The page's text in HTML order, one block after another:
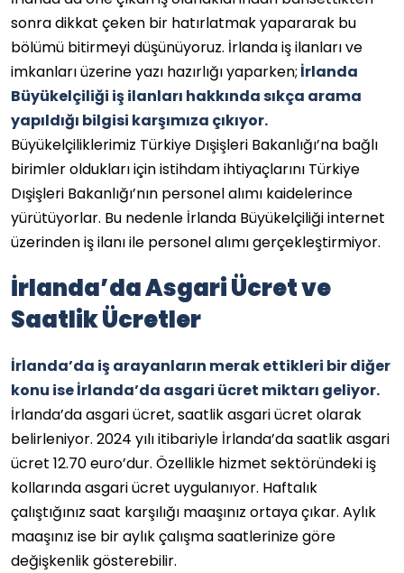
sonra dikkat çeken bir hatırlatmak yapararak bu
bölümü bitirmeyi düşünüyoruz. İrlanda iş ilanları ve
imkanları üzerine yazı hazırlığı yaparken; İrlanda
Büyükelçiliği iş ilanları hakkında sıkça arama
yapıldığı bilgisi karşımıza çıkıyor.
Büyükelçiliklerimiz Türkiye Dışişleri Bakanlığı’na bağlı
birimler oldukları için istihdam ihtiyaçlarını Türkiye
Dışişleri Bakanlığı’nın personel alımı kaidelerince
yürütüyorlar. Bu nedenle İrlanda Büyükelçiliği internet
üzerinden iş ilanı ile personel alımı gerçekleştirmiyor.
İrlanda’da Asgari Ücret ve
Saatlik Ücretler
İrlanda’da iş arayanların merak ettikleri bir diğer
konu ise İrlanda’da asgari ücret miktarı geliyor.
İrlanda’da asgari ücret, saatlik asgari ücret olarak
belirleniyor. 2024 yılı itibariyle İrlanda’da saatlik asgari
ücret 12.70 euro’dur. Özellikle hizmet sektöründeki iş
kollarında asgari ücret uygulanıyor. Haftalık
çalıştığınız saat karşılığı maaşınız ortaya çıkar. Aylık
maaşınız ise bir aylık çalışma saatlerinize göre
değişkenlik gösterebilir.